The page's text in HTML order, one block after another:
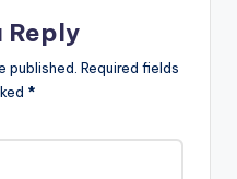
Reply
published. Required fields
*